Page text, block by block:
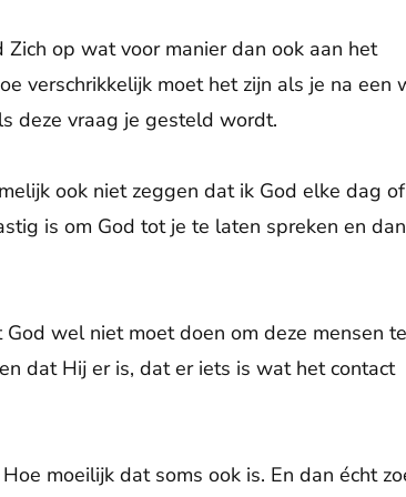
op wat voor manier dan ook aan het
verschrikkelijk moet het zijn als je na een
deze vraag je gesteld wordt.
ook niet zeggen dat ik God elke dag
is om God tot je te laten spreken en
wel niet moet doen om deze mensen
dat Hij er is, dat er iets is wat het contact
moeilijk dat soms ook is. En dan écht